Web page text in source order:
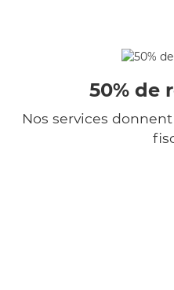
50% de
Nos services